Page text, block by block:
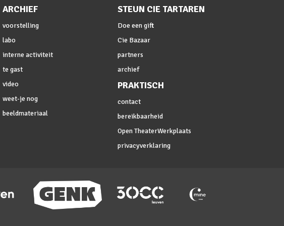
ARCHIEF
voorstelling
labo
interne activiteit
te gast
video
weet-je nog
beeldmateriaal
STEUN CIE TARTAREN
Doe een gift
Cie Bazaar
partners
archief
PRAKTISCH
contact
bereikbaarheid
Open TheaterWerkplaats
privacyverklaring